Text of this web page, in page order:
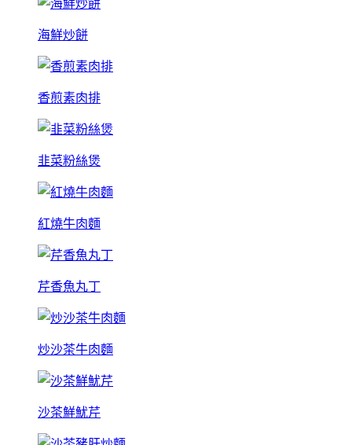
海鮮炒餅
香煎素肉排
韭菜粉絲煲
紅燒牛肉麵
芹香魚丸丁
炒沙茶牛肉麵
沙茶鮮魷芹